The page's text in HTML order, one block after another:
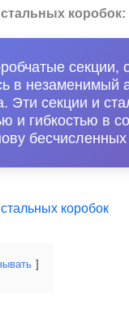
секции,
в незаменимый
Эти секции и
и гибкостью в
коробок